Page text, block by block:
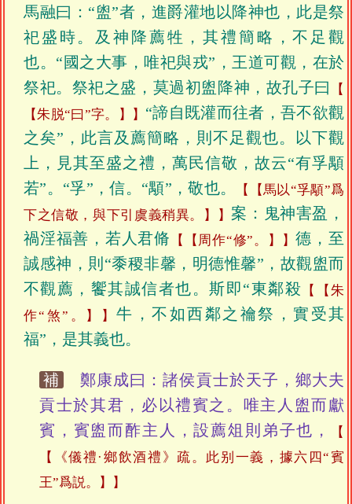
馬融曰：“盥”者，進爵灌地以降神也，此是祭
祀盛時。及神降薦牲，其禮簡略，不足觀
也。“國之大事，唯祀與戎”，王道可觀，在於
祭祀。祭祀之盛，莫過初盥降神，故孔子曰
【朱脱“曰”字。】
“諦自既灌而往者，吾不欲觀
之矣”，此言及薦簡略，則不足觀也。以下觀
上，見其至盛之禮，萬民信敬，故云“有孚顒
若”。“孚”，信。“顒”，敬也。
【馬以“孚顒”爲
下之信敬，與下引虞義稍異。】
案：鬼神害盈，
禍淫福善，若人君脩
【周作“修”。】
德，至
誠感神，則“黍稷非馨，明德惟馨”，故觀盥而
不觀薦，饗其誠信者也。斯即“東鄰殺
【朱
作“煞”。】
牛，不如西鄰之禴祭，實受其
福”，是其義也。
補
鄭康成曰：諸侯貢士於天子，鄉大夫
貢士於其君，必以禮賓之。唯主人盥而獻
賓，賓盥而酢主人，設薦俎則弟子也，
【《儀禮·鄉飲酒禮》疏。此别一義，據六四“賓
王”爲説。】